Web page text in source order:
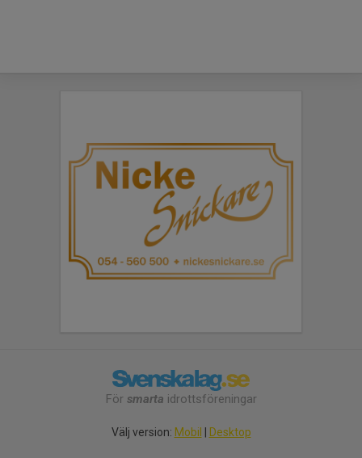
För smarta idrottsföreningar
Välj version: Mobil Desktop